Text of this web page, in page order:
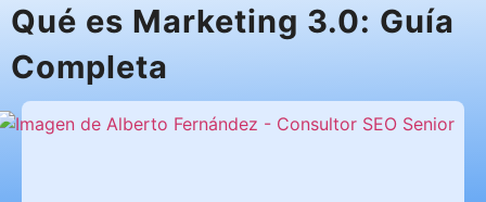
Qué es Marketing 3.0: Guía
Completa